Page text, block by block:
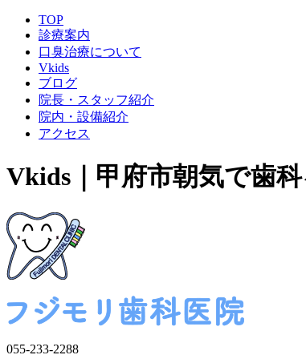
TOP
診療案内
口臭治療について
Vkids
ブログ
院長・スタッフ紹介
院内・設備紹介
アクセス
Vkids｜甲府市朝気で歯
055-233-2288